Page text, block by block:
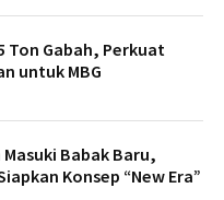
Ton Gabah, Perkuat
untuk MBG
Babak Baru,
Konsep “New Era”